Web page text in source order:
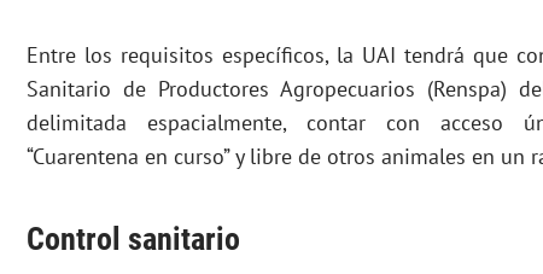
Entre los requisitos específicos, la UAI tendrá que
Sanitario de Productores Agropecuarios (Renspa)
delimitada espacialmente, contar con acceso
“Cuarentena en curso” y libre de otros animales en un
Control sanitario